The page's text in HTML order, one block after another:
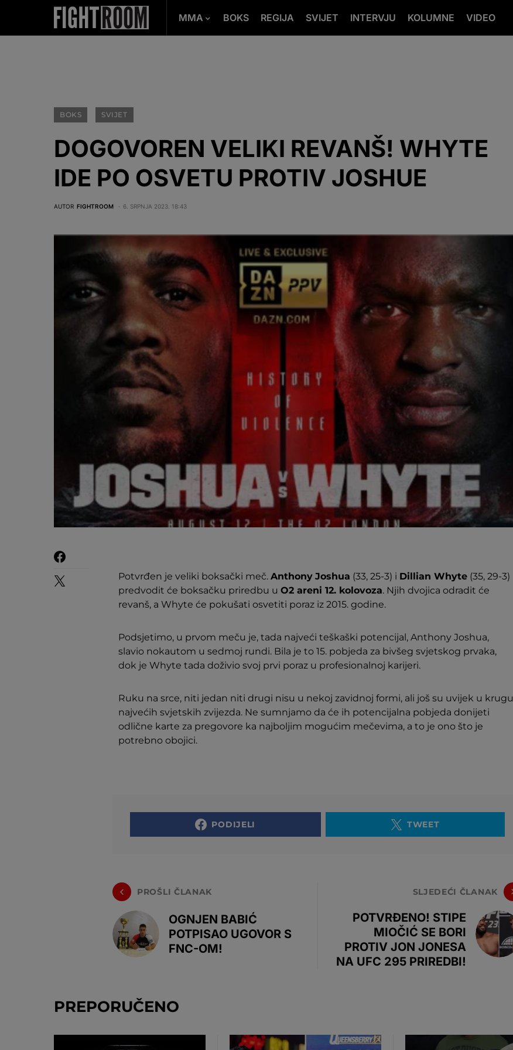
MMA BOKS REGIJA SVIJET INTERVJU KOLUMNE VIDEO
BOKS SVIJET
DOGOVOREN VELIKI REVANŠ! WHYTE
IDE PO OSVETU PROTIV JOSHUE
AUTOR FIGHTROOM 6. SRPNJA 2023. 18:43
Potvrđen je veliki boksački meč. Anthony Joshua (33, 25-3) i Dillian Whyte (35, 29-3)
predvodit će boksačku priredbu u O2 areni 12. kolovoza. Njih dvojica odradit će
revanš, a Whyte će pokušati osvetiti poraz iz 2015. godine.
Podsjetimo, u prvom meču je, tada najveći teškaški potencijal, Anthony Joshua,
slavio nokautom u sedmoj rundi. Bila je to 15. pobjeda za bivšeg svjetskog prvaka,
dok je Whyte tada doživio svoj prvi poraz u profesionalnoj karijeri.
Ruku na srce, niti jedan niti drugi nisu u nekoj zavidnoj formi, ali još su uvijek u krugu
najvećih svjetskih zvijezda. Ne sumnjamo da će ih potencijalna pobjeda donijeti
odlične karte za pregovore ka najboljim mogućim mečevima, a to je ono što je
potrebno obojici.
PODIJELI TWEET
PROŠLI ČLANAK
OGNJEN BABIĆ
POTPISAO UGOVOR S
FNC-OM!
SLJEDEĆI ČLANAK
POTVRĐENO! STIPE
MIOČIĆ SE BORI
PROTIV JON JONESA
NA UFC 295 PRIREDBI!
PREPORUČENO